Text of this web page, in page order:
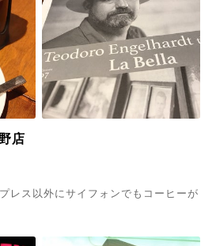
店
レス以外にサイフォンでもコーヒーが